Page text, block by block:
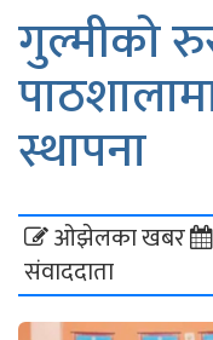
गुल्मीको
स्थापना
ओझेलका खबर
संवाददाता